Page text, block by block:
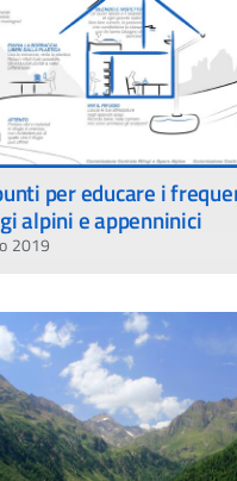
per educare i
alpini e appenninici
2019